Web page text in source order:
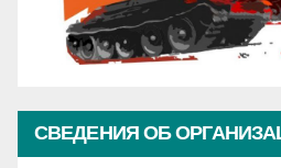
СВЕДЕНИЯ ОБ